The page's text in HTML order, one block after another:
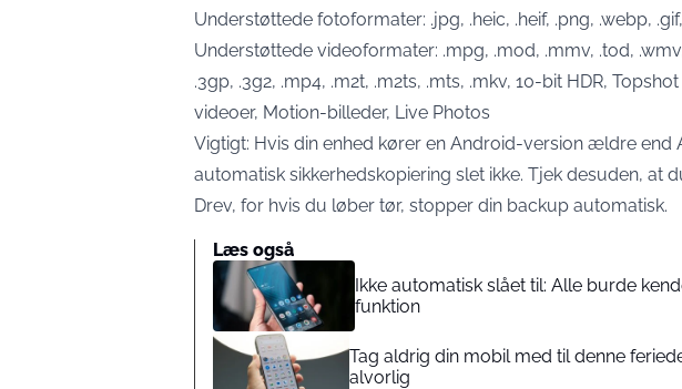
Understøttede fotoformater: .jpg, .heic, .heif, .png, .webp,
Understøttede videoformater: .mpg, .mod, .mmv, .tod,
.3gp, .3g2, .mp4, .m2t, .m2ts, .mts, .mkv, 10-bit HDR,
videoer, Motion-billeder, Live Photos
Vigtigt: Hvis din enhed kører en Android-version ældre end
automatisk sikkerhedskopiering slet ikke. Tjek desuden, at
Drev, for hvis du løber tør, stopper din backup automatisk.
Læs også
Ikke automatisk slået til: Alle burde
funktion
Tag aldrig din mobil med til denne
alvorlig